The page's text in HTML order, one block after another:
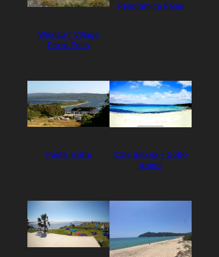
Windsurf Village
Porto Pollo
Panoramica Palau
Punta Trettu
Cala Sabina – Golfo
Aranci